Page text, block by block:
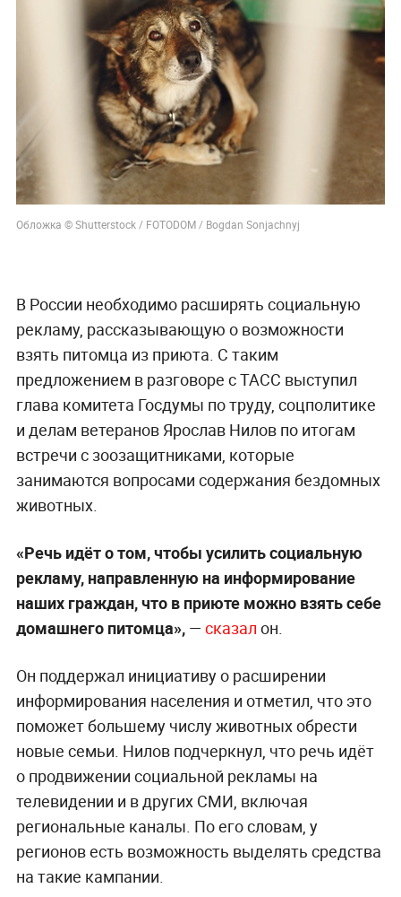
Обложка © Shutterstock / FOTODOM / Bogdan Sonjachnyj
В России необходимо расширять социальную
рекламу, рассказывающую о возможности
взять питомца из приюта. С таким
предложением в разговоре с ТАСС выступил
глава комитета Госдумы по труду, соцполитике
и делам ветеранов Ярослав Нилов по итогам
встречи с зоозащитниками, которые
занимаются вопросами содержания бездомных
животных.
«Речь идёт о том, чтобы усилить социальную
рекламу, направленную на информирование
наших граждан, что в приюте можно взять себе
домашнего питомца»,— сказал он.
Он поддержал инициативу о расширении
информирования населения и отметил, что это
поможет большему числу животных обрести
новые семьи. Нилов подчеркнул, что речь идёт
о продвижении социальной рекламы на
телевидении и в других СМИ, включая
региональные каналы. По его словам, у
регионов есть возможность выделять средства
на такие кампании.